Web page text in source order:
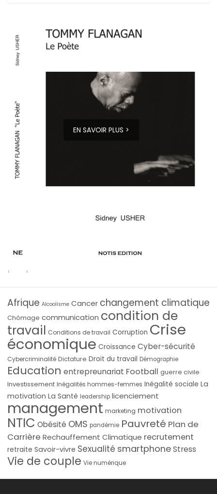
EN SAVOIR PLUS >
Afrique Alcoolisme Cancer changement climatique
Chômage communication condition de
travail Conditions de travail Corruption Crise
économique Croissance Cyber-sécurité
Cybercriminalité Dictature Droit du travail Démographie
Education entrepreunariat Football guerre civile
Investissement Inégalités hommes-femmes Inégalité sociale La
motivation La Santé leadership licenciement
management marketing motivation
NTIC Obésité OMS pandémie Pauvreté Plan de
Carrière Rechauffement Climatique recrutement
retraite Savoir-vivre Sexualité smartphoneStress
Vie de couple Vie numérique